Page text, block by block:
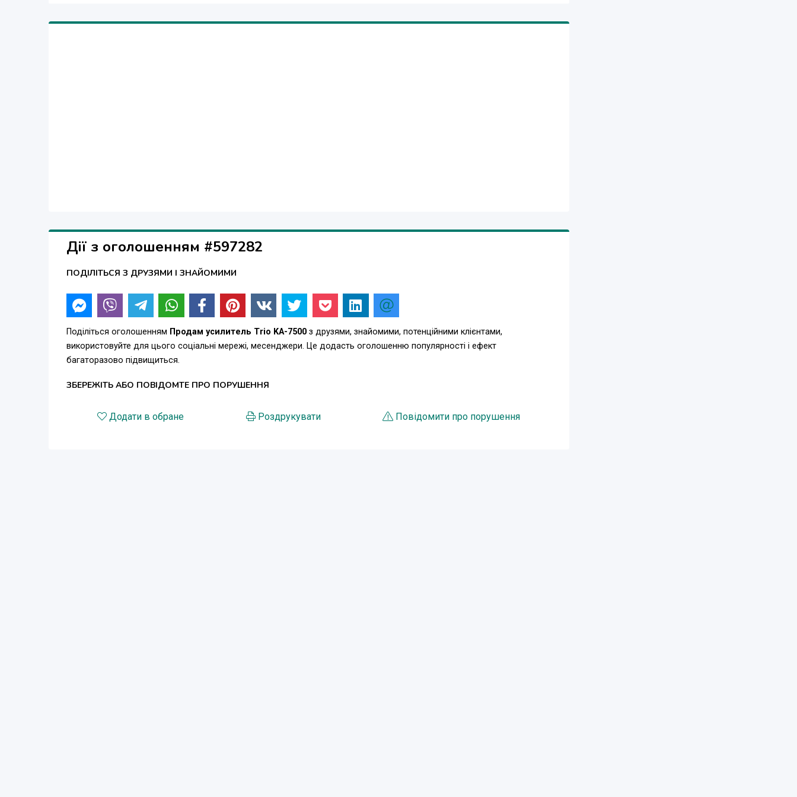
Дії з оголошенням #597282
ПОДІЛІТЬСЯ З ДРУЗЯМИ І ЗНАЙОМИМИ
Поділіться оголошенням Продам усилитель Trio KA-7500 з друзями, знайомими, потенційними клієнтами,
використовуйте для цього соціальні мережі, месенджери. Це додасть оголошенню популярності і ефект
багаторазово підвищиться.
ЗБЕРЕЖІТЬ АБО ПОВІДОМТЕ ПРО ПОРУШЕННЯ
Додати в обране Роздрукувати Повідомити про порушення